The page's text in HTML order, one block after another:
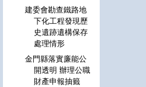
建委會勘查鐵路地
下化工程發現歷
史遺跡遺構保存
處理情形
金門縣落實廉能公
開透明 辦理公職
財產申報抽籤